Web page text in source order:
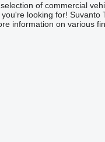
of commercial
looking for!
information on various